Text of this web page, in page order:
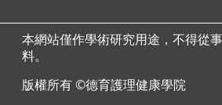
本網站僅作學術研究用途，不得從
料。
版權所有 ©德育護理健康學院